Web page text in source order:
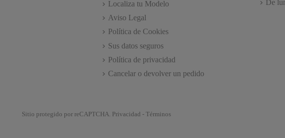
Localiza tu Modelo
Aviso Legal
Política de Cookies
Sus datos seguros
Política de privacidad
Cancelar o devolver un pedido
De
Sitio protegido por reCAPTCHA. Privacidad - Términos